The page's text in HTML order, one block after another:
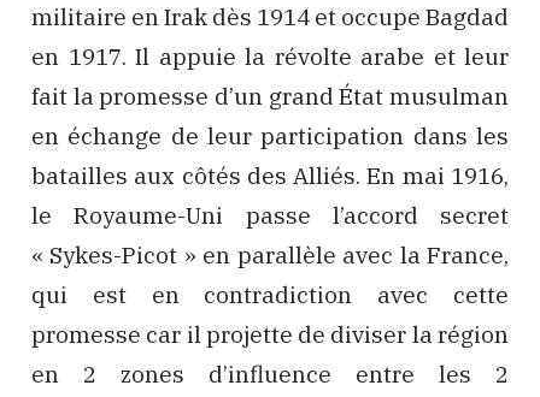
militaire en Irak dès 1914 et occupe Bagdad
en 1917. Il appuie la révolte arabe et leur
fait la promesse d’un grand État musulman
en échange de leur participation dans les
batailles aux côtés des Alliés. En mai 1916,
le Royaume-Uni passe l’accord secret
« Sykes-Picot » en parallèle avec la France,
qui est en contradiction avec cette
promesse car il projette de diviser la région
en 2 zones d’influence entre les 2